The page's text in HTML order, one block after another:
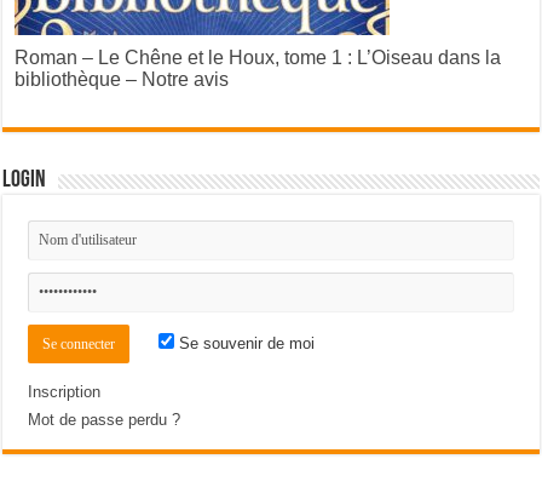
Roman – Le Chêne et le Houx, tome 1 : L’Oiseau dans la
bibliothèque – Notre avis
Login
Se souvenir de moi
Inscription
Mot de passe perdu ?